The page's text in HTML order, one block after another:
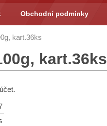
Obchodní podmínky
kart.36ks
kart.36ks